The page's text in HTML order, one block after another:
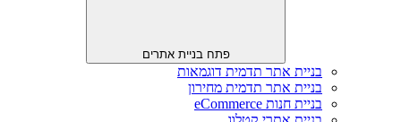
פתח בניית אתרים
בניית אתר תדמית דוגמאות
בניית אתר תדמית מחירון
בניית חנות eCommerce